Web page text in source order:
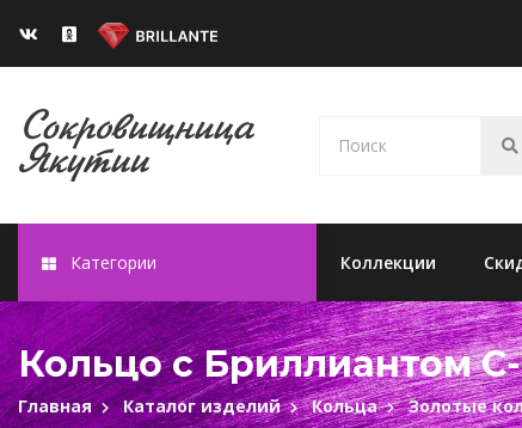
Категории Коллекции
Кольцо с Бриллиантом C-
Главная Каталог изделий Кольца Золотые